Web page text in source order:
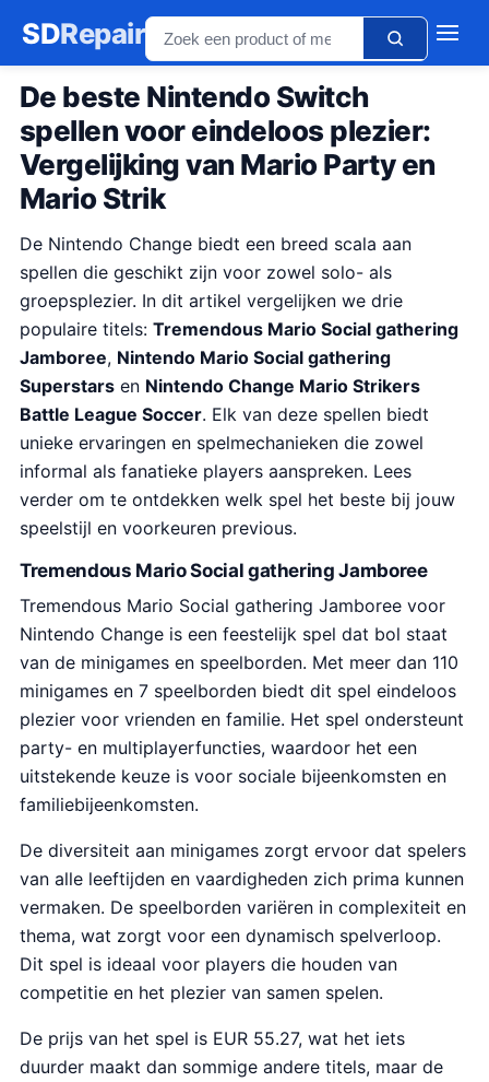
SDRepair
De beste Nintendo Switch
spellen voor eindeloos plezier:
Vergelijking van Mario Party en
Mario Strik
De Nintendo Change biedt een breed scala aan
spellen die geschikt zijn voor zowel solo- als
groepsplezier. In dit artikel vergelijken we drie
populaire titels: Tremendous Mario Social gathering
Jamboree, Nintendo Mario Social gathering
Superstars en Nintendo Change Mario Strikers
Battle League Soccer. Elk van deze spellen biedt
unieke ervaringen en spelmechanieken die zowel
informal als fanatieke players aanspreken. Lees
verder om te ontdekken welk spel het beste bij jouw
speelstijl en voorkeuren previous.
Tremendous Mario Social gathering Jamboree
Tremendous Mario Social gathering Jamboree voor
Nintendo Change is een feestelijk spel dat bol staat
van de minigames en speelborden. Met meer dan 110
minigames en 7 speelborden biedt dit spel eindeloos
plezier voor vrienden en familie. Het spel ondersteunt
party- en multiplayerfuncties, waardoor het een
uitstekende keuze is voor sociale bijeenkomsten en
familiebijeenkomsten.
De diversiteit aan minigames zorgt ervoor dat spelers
van alle leeftijden en vaardigheden zich prima kunnen
vermaken. De speelborden variëren in complexiteit en
thema, wat zorgt voor een dynamisch spelverloop.
Dit spel is ideaal voor players die houden van
competitie en het plezier van samen spelen.
De prijs van het spel is EUR 55.27, wat het iets
duurder maakt dan sommige andere titels, maar de